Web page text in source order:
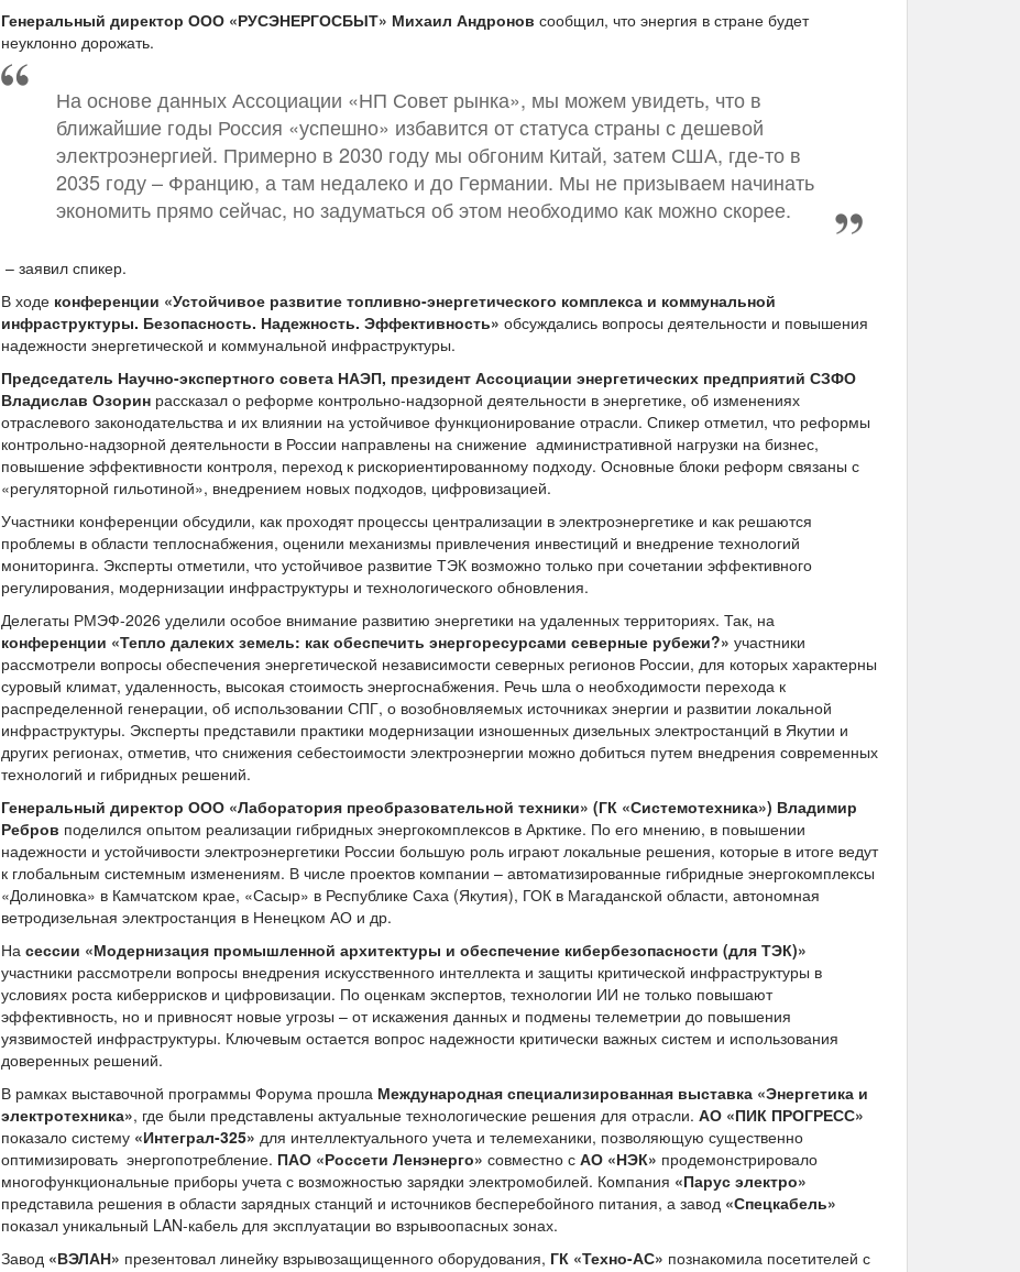
Генеральный директор ООО «РУСЭНЕРГОСБЫТ» Михаил Андронов сообщил, что энергия в стране будет
неуклонно дорожать.
На основе данных Ассоциации «НП Совет рынка», мы можем увидеть, что в
ближайшие годы Россия «успешно» избавится от статуса страны с дешевой
электроэнергией. Примерно в 2030 году мы обгоним Китай, затем США, где-то в
2035 году – Францию, а там недалеко и до Германии. Мы не призываем начинать
экономить прямо сейчас, но задуматься об этом необходимо как можно скорее.
– заявил спикер.
В ходе конференции «Устойчивое развитие топливно-энергетического комплекса и коммунальной
инфраструктуры. Безопасность. Надежность. Эффективность» обсуждались вопросы деятельности и повышения
надежности энергетической и коммунальной инфраструктуры.
Председатель Научно-экспертного совета НАЭП, президент Ассоциации энергетических предприятий СЗФО
Владислав Озорин рассказал о реформе контрольно-надзорной деятельности в энергетике, об изменениях
отраслевого законодательства и их влиянии на устойчивое функционирование отрасли. Спикер отметил, что реформы
контрольно-надзорной деятельности в России направлены на снижение административной нагрузки на бизнес,
повышение эффективности контроля, переход к рискориентированному подходу. Основные блоки реформ связаны с
«регуляторной гильотиной», внедрением новых подходов, цифровизацией.
Участники конференции обсудили, как проходят процессы централизации в электроэнергетике и как решаются
проблемы в области теплоснабжения, оценили механизмы привлечения инвестиций и внедрение технологий
мониторинга. Эксперты отметили, что устойчивое развитие ТЭК возможно только при сочетании эффективного
регулирования, модернизации инфраструктуры и технологического обновления.
Делегаты РМЭФ-2026 уделили особое внимание развитию энергетики на удаленных территориях. Так, на
конференции «Тепло далеких земель: как обеспечить энергоресурсами северные рубежи?» участники
рассмотрели вопросы обеспечения энергетической независимости северных регионов России, для которых характерны
суровый климат, удаленность, высокая стоимость энергоснабжения. Речь шла о необходимости перехода к
распределенной генерации, об использовании СПГ, о возобновляемых источниках энергии и развитии локальной
инфраструктуры. Эксперты представили практики модернизации изношенных дизельных электростанций в Якутии и
других регионах, отметив, что снижения себестоимости электроэнергии можно добиться путем внедрения современных
технологий и гибридных решений.
Генеральный директор ООО «Лаборатория преобразовательной техники» (ГК «Системотехника») Владимир
Ребров поделился опытом реализации гибридных энергокомплексов в Арктике. По его мнению, в повышении
надежности и устойчивости электроэнергетики России большую роль играют локальные решения, которые в итоге ведут
к глобальным системным изменениям. В числе проектов компании – автоматизированные гибридные энергокомплексы
«Долиновка» в Камчатском крае, «Сасыр» в Республике Саха (Якутия), ГОК в Магаданской области, автономная
ветродизельная электростанция в Ненецком АО и др.
На сессии «Модернизация промышленной архитектуры и обеспечение кибербезопасности (для ТЭК)»
участники рассмотрели вопросы внедрения искусственного интеллекта и защиты критической инфраструктуры в
условиях роста киберрисков и цифровизации. По оценкам экспертов, технологии ИИ не только повышают
эффективность, но и привносят новые угрозы – от искажения данных и подмены телеметрии до повышения
уязвимостей инфраструктуры. Ключевым остается вопрос надежности критически важных систем и использования
доверенных решений.
В рамках выставочной программы Форума прошла Международная специализированная выставка «Энергетика и
электротехника», где были представлены актуальные технологические решения для отрасли. АО «ПИК ПРОГРЕСС»
показало систему «Интеграл-325» для интеллектуального учета и телемеханики, позволяющую существенно
оптимизировать энергопотребление. ПАО «Россети Ленэнерго» совместно с АО «НЭК» продемонстрировало
многофункциональные приборы учета с возможностью зарядки электромобилей. Компания «Парус электро»
представила решения в области зарядных станций и источников бесперебойного питания, а завод «Спецкабель»
показал уникальный LAN-кабель для эксплуатации во взрывоопасных зонах.
Завод «ВЭЛАН» презентовал линейку взрывозащищенного оборудования, ГК «Техно-АС» познакомила посетителей с